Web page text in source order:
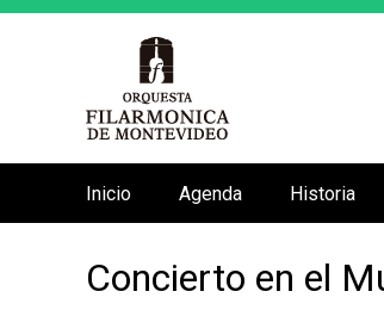
Concierto en el
n
Inicio Agenda Historia